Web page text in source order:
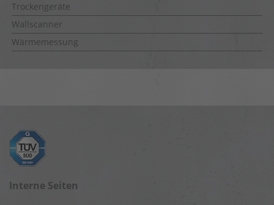
Trockengeräte
Wallscanner
Wärmemessung
Interne Seiten